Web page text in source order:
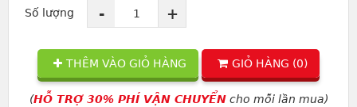
Số lượng - +
THÊM VÀO GIỎ HÀNG GIỎ HÀNG (0)
(HỖ TRỢ 30% PHÍ VẬN CHUYỂNcho mỗi lần mua)